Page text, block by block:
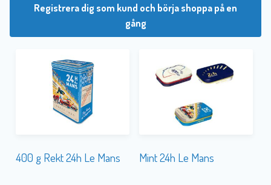
Registrera dig som kund och börja shoppa på en
gång
400 g Rekt 24h Le Mans Mint 24h Le Mans